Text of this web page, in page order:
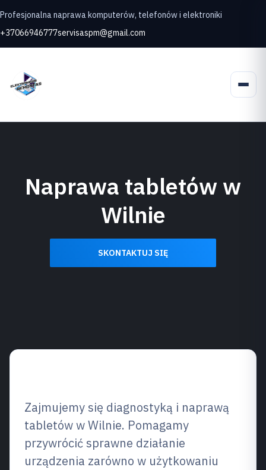
Profesjonalna naprawa komputerów, telefonów i elektroniki
+37066946777servisaspm@gmail.com
Naprawa tabletów w
Wilnie
SKONTAKTUJ SIĘ
Zajmujemy się diagnostyką i naprawą
tabletów w Wilnie. Pomagamy
przywrócić sprawne działanie
urządzenia zarówno w użytkowaniu